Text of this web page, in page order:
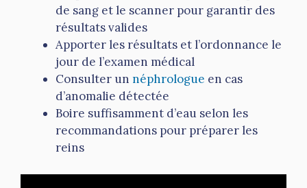
de sang et le scanner pour garantir des
résultats valides
Apporter les résultats et l’ordonnance le
jour de l’examen médical
Consulter un néphrologue en cas
d’anomalie détectée
Boire suffisamment d’eau selon les
recommandations pour préparer les
reins